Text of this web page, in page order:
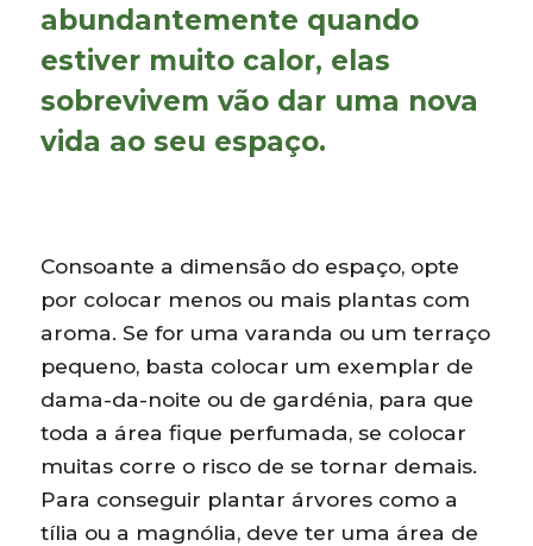
abundantemente quando
estiver muito calor, elas
sobrevivem vão dar uma nova
vida ao seu espaço.
Consoante a dimensão do espaço, opte
por colocar menos ou mais plantas com
aroma. Se for uma varanda ou um terraço
pequeno, basta colocar um exemplar de
dama-da-noite ou de gardénia, para que
toda a área fique perfumada, se colocar
muitas corre o risco de se tornar demais.
Para conseguir plantar árvores como a
tília ou a magnólia, deve ter uma área de